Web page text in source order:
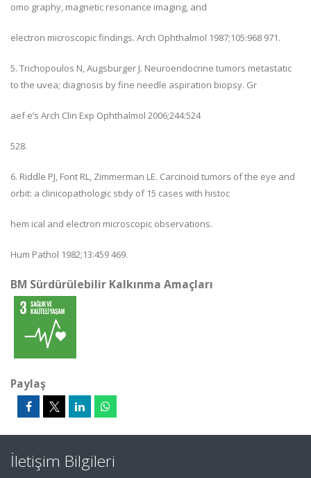
omo graphy, magnetic resonance imaging, and
electron microscopic findings. Arch Ophthalmol 1987;105:968 971.
5. Trichopoulos N, Augsburger J. Neuroendocrine tumors metastatic
to the uvea; diagnosis by fine needle aspiration biopsy. Gr
aef e’s Arch Clin Exp Ophthalmol 2006;244:524
528.
6. Riddle PJ, Font RL, Zimmerman LE. Carcinoid tumors of the eye and
orbit: a clinicopathologic stıdy of 15 cases with histoc
hem ical and electron microscopic observations.
Hum Pathol 1982;13:459 469.
BM Sürdürülebilir Kalkınma Amaçları
Paylaş
İletişim Bilgileri